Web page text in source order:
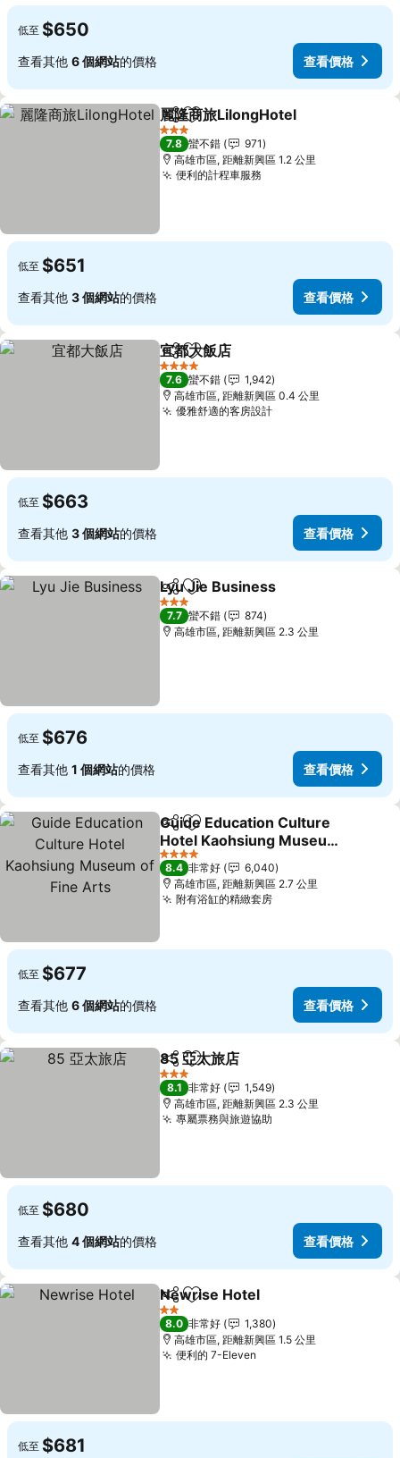
低至 $650
查看其他 6 個網站的價格 查看價格
分享 加入我的最愛
麗隆商旅LilongHotel
3 星級
7.8 蠻不錯
971
高雄市區, 距離新興區 1.2 公里
便利的計程車服務
低至 $651
查看其他 3 個網站的價格 查看價格
分享 加入我的最愛
宜都大飯店
4 星級
7.6 蠻不錯
1,942
高雄市區, 距離新興區 0.4 公里
優雅舒適的客房設計查看價格
低至 $663
查看其他 3 個網站的價格 查看價格
分享 加入我的最愛
Lyu Jie Business
3 星級
7.7 蠻不錯
874
高雄市區, 距離新興區 2.3 公里
低至 $676
查看其他 1 個網站的價格 查看價格
分享 加入我的最愛
Guide Education Culture
Hotel Kaohsiung Museum
of Fine Arts
查看價格
4 星級
8.4 非常好
6,040
高雄市區, 距離新興區 2.7 公里
附有浴缸的精緻套房查看價格
低至 $677
查看其他 6 個網站的價格 查看價格
分享 加入我的最愛
85 亞太旅店
3 星級
8.1 非常好
1,549
高雄市區, 距離新興區 2.3 公里
專屬票務與旅遊協助
低至 $680
查看其他 4 個網站的價格 查看價格
分享 加入我的最愛
Newrise Hotel
2 星級
8.0 非常好
1,380
高雄市區, 距離新興區 1.5 公里
便利的 7-Eleven
低至 $681